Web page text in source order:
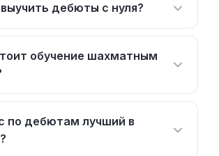
дебюты с нуля?
обучение шахматным
по дебютам лучший в